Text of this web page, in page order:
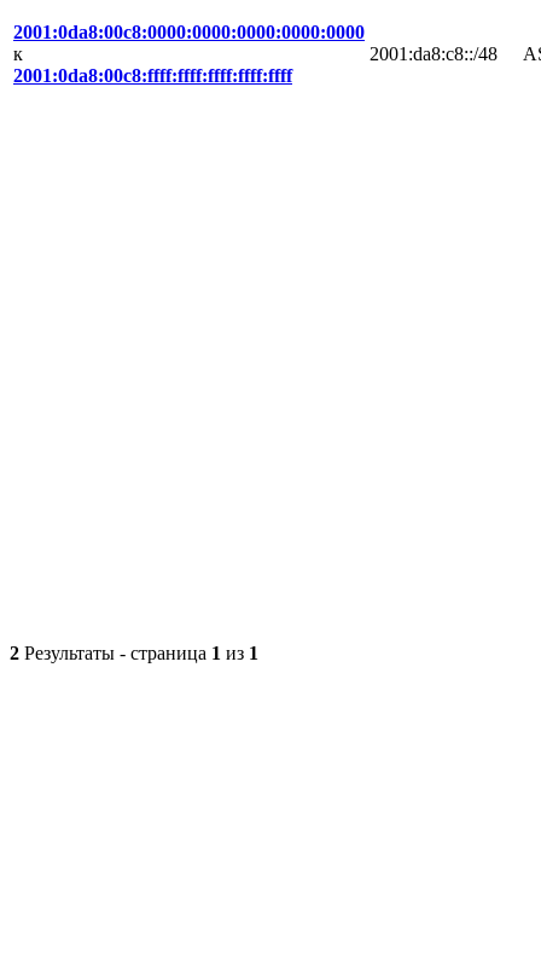
2001:0da8:00c8:0000:0000:0000:0000:0000
к
2001:0da8:00c8:ffff:ffff:ffff:ffff:ffff
2001:da8:c8::/48
2 Результаты - страница 1 из 1